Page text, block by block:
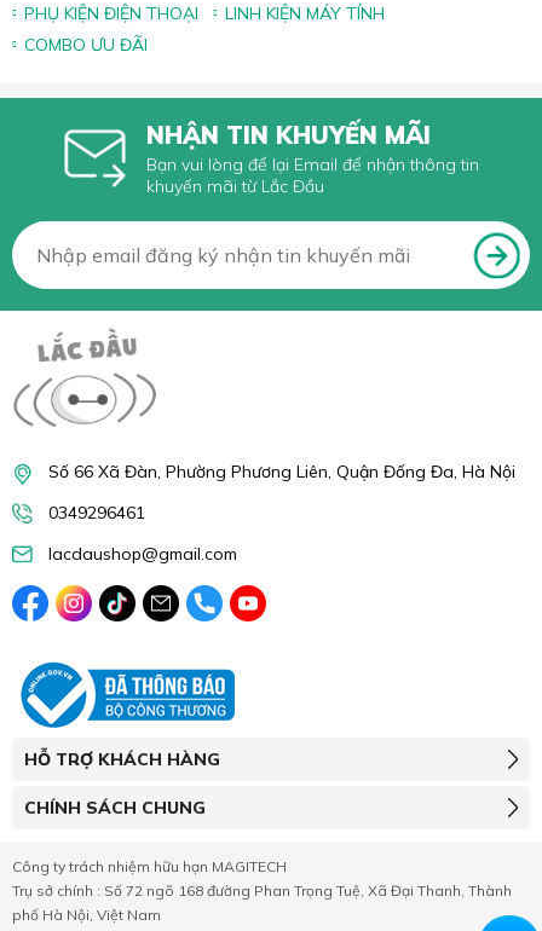
PHỤ KIỆN ĐIỆN THOẠI
LINH KIỆN MÁY TÍNH
COMBO ƯU ĐÃI
NHẬN TIN KHUYẾN MÃI
Bạn vui lòng để lại Email để nhận thông tin
khuyến mãi từ Lắc Đầu
Số 66 Xã Đàn, Phường Phương Liên, Quận Đống Đa, Hà Nội
0349296461
lacdaushop@gmail.com
HỖ TRỢ KHÁCH HÀNG
CHÍNH SÁCH CHUNG
Công ty trách nhiệm hữu hạn MAGITECH
Trụ sở chính : Số 72 ngõ 168 đường Phan Trọng Tuệ, Xã Đại Thanh, Thành
phố Hà Nội, Việt Nam